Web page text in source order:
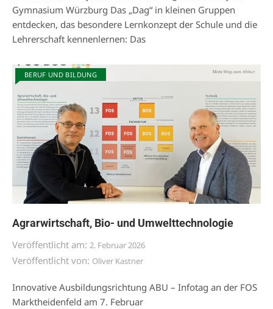
Gymnasium Würzburg Das „Dag“ in kleinen Gruppen
entdecken, das besondere Lernkonzept der Schule und die
Lehrerschaft kennenlernen: Das
BERUF UND BILDUNG
Agrarwirtschaft, Bio- und Umwelttechnologie
Veröffentlicht am: 2. Februar 2026
Veröffentlicht von: Oliver Kastner
Innovative Ausbildungsrichtung ABU – Infotag an der FOS
Marktheidenfeld am 7. Februar